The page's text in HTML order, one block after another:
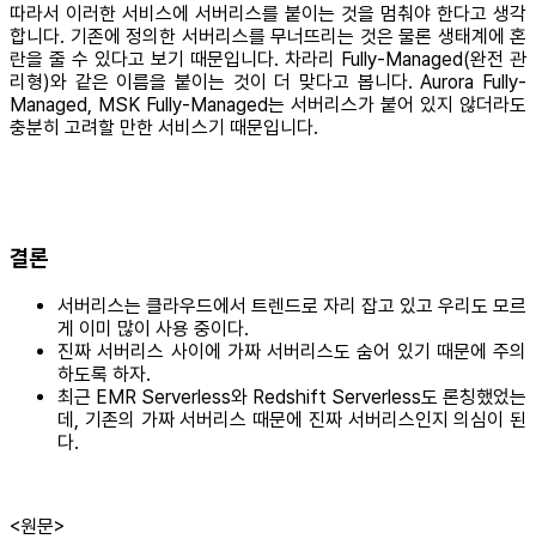
따라서 이러한 서비스에 서버리스를 붙이는 것을 멈춰야 한다고 생각
합니다. 기존에 정의한 서버리스를 무너뜨리는 것은 물론 생태계에 혼
란을 줄 수 있다고 보기 때문입니다. 차라리 Fully-Managed(완전 관
리형)와 같은 이름을 붙이는 것이 더 맞다고 봅니다. Aurora Fully-
Managed, MSK Fully-Managed는 서버리스가 붙어 있지 않더라도
충분히 고려할 만한 서비스기 때문입니다.
결론
서버리스는 클라우드에서 트렌드로 자리 잡고 있고 우리도 모르
게 이미 많이 사용 중이다.
진짜 서버리스 사이에 가짜 서버리스도 숨어 있기 때문에 주의
하도록 하자.
최근 EMR Serverless와 Redshift Serverless도 론칭했었는
데, 기존의 가짜 서버리스 때문에 진짜 서버리스인지 의심이 된
다.
<원문>